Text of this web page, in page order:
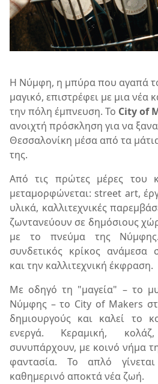
Η Νύμφη, η μπύρα που αγαπά
μαγικό, επιστρέφει με μια νέα
την πόλη έμπνευση. Το City of
ανοιχτή πρόσκληση για να
Θεσσαλονίκη μέσα από τα
της.
Από τις πρώτες μέρες του
μεταμορφώνεται: street art,
υλικά, καλλιτεχνικές
ζωντανεύουν σε δημόσιους
με το πνεύμα της
συνδετικός κρίκος ανάμεσα
και την καλλιτεχνική έκφραση.
Με οδηγό τη "μαγεία" – το
Νύμφης – το City of Makers
δημιουργούς και καλεί το
ενεργά. Κεραμική,
συνυπάρχουν, με κοινό νήμα
φαντασία. Το απλό
καθημερινό αποκτά νέα ζωή.